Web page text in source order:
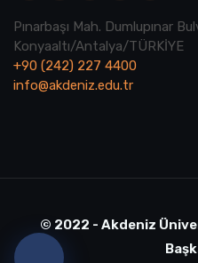
Pınarbaşı Mah. Dumlupınar
Konyaaltı/Antalya/TÜRKİYE
+90 (242) 227 4400
info@akdeniz.edu.tr
© 2022 - Akdeniz